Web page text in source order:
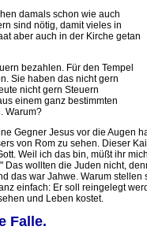
damals schon wie auch
sind nötig, damit vieles in
aber auch in der Kirche getan
bezahlen. Für den Tempel
Sie haben das nicht gern
nicht gern Steuern
einem ganz bestimmten
Warum?
Gegner Jesus vor die Augen
von Rom zu sehen. Dieser
Weil ich das bin, müßt ihr
Das wollten die Juden nicht,
das war Jahwe. Warum stellen
einfach: Er soll reingelegt
und Leben kostet.
Falle.